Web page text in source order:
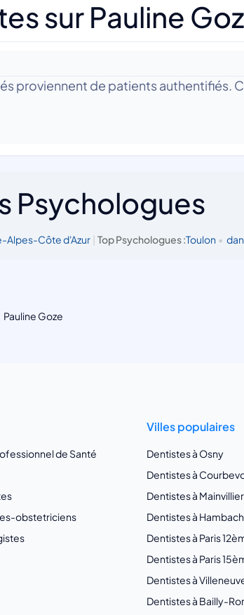
sur Pauline
proviennent de patients authentifiés.
Psychologues
Alpes-Côte d'Azur | Top Psychologues :Toulon •
Pauline Goze
de Santé
obstetriciens
Villes populaires
Dentistes à Osny
Dentistes à
Dentistes à
Dentistes à Hambach
Dentistes à Paris
Dentistes à Paris
Dentistes à
Dentistes à Bailly-